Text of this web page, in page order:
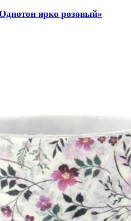
ярко розовый»